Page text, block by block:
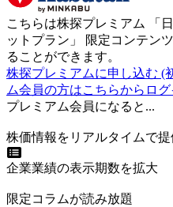
こちらは株探プレミアム 「
ットプラン 」 限定コンテンツ
ることができます。
株探プレミアムに申し込む (
ム会員の方はこちらからログ
プレミアム会員になると...
株価情報をリアルタイムで提
企業業績の表示期数を拡大
限定コラムが読み放題